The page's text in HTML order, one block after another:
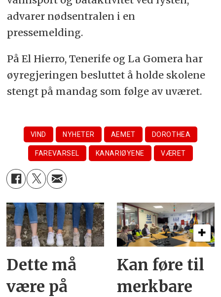
advarer nødsentralen i en
pressemelding.
På El Hierro, Tenerife og La Gomera har
øyregjeringen besluttet å holde skolene
stengt på mandag som følge av uværet.
VIND NYHETER AEMET DOROTHEA
FAREVARSEL KANARIØYENE VÆRET
Dette må
være på
Kan føre til
merkbare